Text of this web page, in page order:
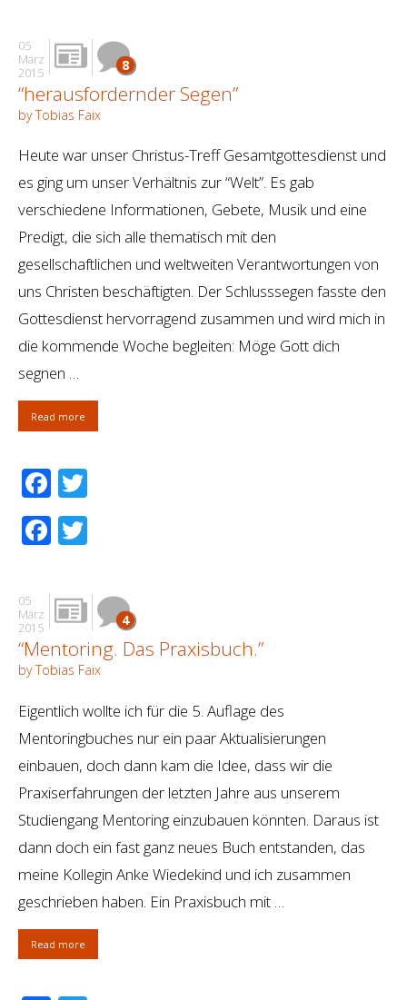
05
März
2015
8
“herausfordernder Segen”
by Tobias Faix
Heute war unser Christus-Treff Gesamtgottesdienst und
es ging um unser Verhältnis zur “Welt”. Es gab
verschiedene Informationen, Gebete, Musik und eine
Predigt, die sich alle thematisch mit den
gesellschaftlichen und weltweiten Verantwortungen von
uns Christen beschäftigten. Der Schlusssegen fasste den
Gottesdienst hervorragend zusammen und wird mich in
die kommende Woche begleiten: Möge Gott dich
segnen …
Read more
Facebook
Facebook
05
März
2015
4
“Mentoring. Das Praxisbuch.”
by Tobias Faix
Eigentlich wollte ich für die 5. Auflage des
Mentoringbuches nur ein paar Aktualisierungen
einbauen, doch dann kam die Idee, dass wir die
Praxiserfahrungen der letzten Jahre aus unserem
Studiengang Mentoring einzubauen könnten. Daraus ist
dann doch ein fast ganz neues Buch entstanden, das
meine Kollegin Anke Wiedekind und ich zusammen
geschrieben haben. Ein Praxisbuch mit …
Read more